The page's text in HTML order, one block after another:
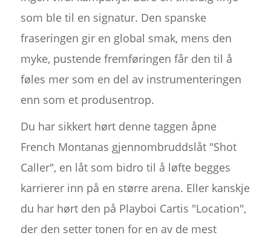
som ble til en signatur. Den spanske
fraseringen gir en global smak, mens den
myke, pustende fremføringen får den til å
føles mer som en del av instrumenteringen
enn som et produsentrop.
Du har sikkert hørt denne taggen åpne
French Montanas gjennombruddslåt "Shot
Caller", en låt som bidro til å løfte begges
karrierer inn på en større arena. Eller kanskje
du har hørt den på Playboi Cartis "Location",
der den setter tonen for en av de mest